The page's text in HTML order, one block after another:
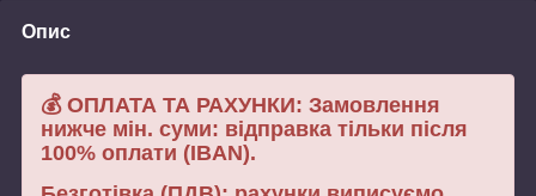
Опис
💰 ОПЛАТА ТА РАХУНКИ: Замовлення
нижче мін. суми: відправка тільки після
100% оплати (IBAN).